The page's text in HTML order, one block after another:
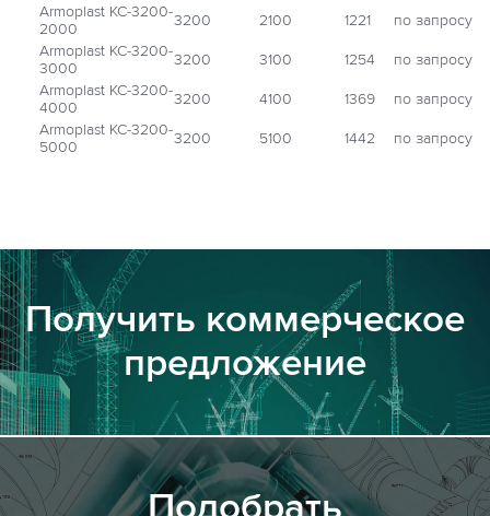
Armoplast КС-3200-
2000
3200 2100 1221
по запросу
Armoplast КС-3200-
3000
3200 3100 1254
по запросу
Armoplast КС-3200-
4000
3200 4100 1369
по запросу
Armoplast КС-3200-
5000
3200 5100 1442 по запросу
Получить коммерческое
предложение